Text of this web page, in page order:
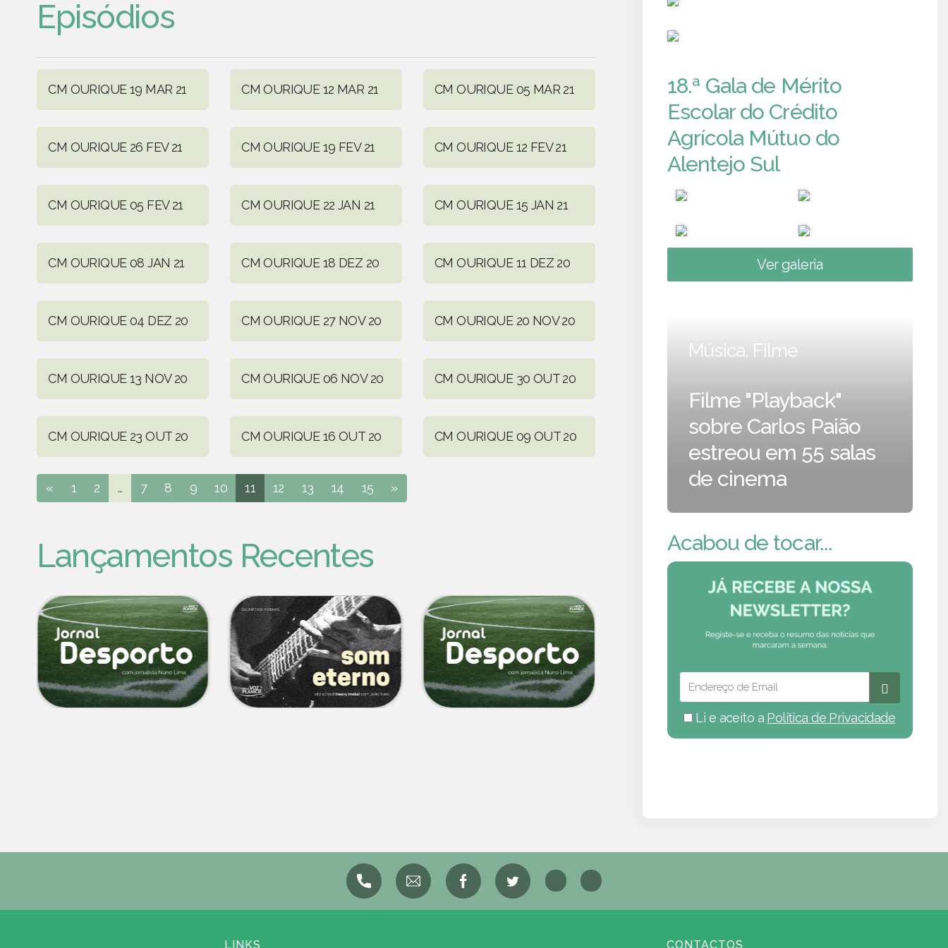
Episódios
CM OURIQUE 19 MAR 21 CM OURIQUE 12 MAR 21 CM OURIQUE 05 MAR 21
CM OURIQUE 26 FEV 21 CM OURIQUE 19 FEV 21 CM OURIQUE 12 FEV 21
CM OURIQUE 05 FEV 21 CM OURIQUE 22 JAN 21 CM OURIQUE 15 JAN 21
CM OURIQUE 08 JAN 21 CM OURIQUE 18 DEZ 20 CM OURIQUE 11 DEZ 20
CM OURIQUE 04 DEZ 20 CM OURIQUE 27 NOV 20 CM OURIQUE 20 NOV 20
CM OURIQUE 13 NOV 20 CM OURIQUE 06 NOV 20 CM OURIQUE 30 OUT 20
CM OURIQUE 23 OUT 20 CM OURIQUE 16 OUT 20 CM OURIQUE 09 OUT 20
« 1 2 ... 7 8 9 10 11 12 13 14 15 »
Lançamentos Recentes
18.ª Gala de Mérito
Escolar do Crédito
Agrícola Mútuo do
Alentejo Sul
Ver galeria
Música, Filme
Filme "Playback"
sobre Carlos Paião
estreou em 55 salas
de cinema
Acabou de tocar...
Li e aceito a Política de Privacidade
LINKS CONTACTOS